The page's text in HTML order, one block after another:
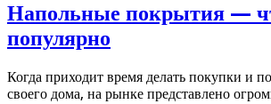
Напольные покрытия —
популярно
Когда приходит время делать покупки и
своего дома, на рынке представлено